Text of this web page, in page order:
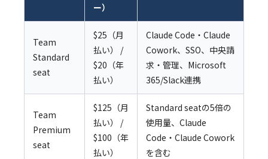
ー）
Team
Standard
seat
$25（月
払い） /
$20（年
払い）
Claude Code・Claude
Cowork、SSO、中央請
求・管理、Microsoft
365/Slack連携
Team
Premium
seat
$125（月
払い） /
$100（年
払い）
Standard seatの5倍の
使用量、Claude
Code・Claude Cowork
を含む